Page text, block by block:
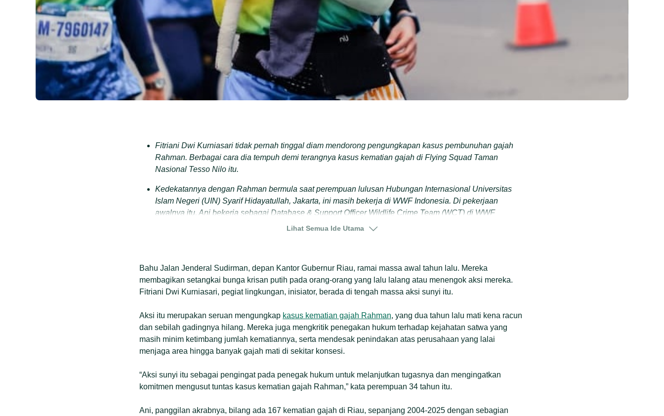
Fitriani Dwi Kurniasari tidak pernah tinggal diam mendorong pengungkapan kasus pembunuhan gajah
Rahman. Berbagai cara dia tempuh demi terangnya kasus kematian gajah di Flying Squad Taman
Nasional Tesso Nilo itu.
Kedekatannya dengan Rahman bermula saat perempuan lulusan Hubungan Internasional Universitas
Islam Negeri (UIN) Syarif Hidayatullah, Jakarta, ini masih bekerja di WWF Indonesia. Di pekerjaan
awalnya itu, Ani bekerja sebagai Database & Support Officer Wildlife Crime Team (WCT) di WWF
jangkauan informasi lebih luas.
Tahun 2024, bersama dengan aktor Chicco Jerikho, Ani pernah Direktorat Reserse Kriminal Kusus
Lihat Semua Ide Utama
Bahu Jalan Jenderal Sudirman, depan Kantor Gubernur Riau, ramai massa awal tahun lalu. Mereka
membagikan setangkai bunga krisan putih pada orang-orang yang lalu lalang atau menengok aksi mereka.
Fitriani Dwi Kurniasari, pegiat lingkungan, inisiator, berada di tengah massa aksi sunyi itu.
Aksi itu merupakan seruan mengungkap kasus kematian gajah Rahman, yang dua tahun lalu mati kena racun
dan sebilah gadingnya hilang. Mereka juga mengkritik penegakan hukum terhadap kejahatan satwa yang
masih minim ketimbang jumlah kematiannya, serta mendesak penindakan atas perusahaan yang lalai
menjaga area hingga banyak gajah mati di sekitar konsesi.
“Aksi sunyi itu sebagai pengingat pada penegak hukum untuk melanjutkan tugasnya dan mengingatkan
komitmen mengusut tuntas kasus kematian gajah Rahman,” kata perempuan 34 tahun itu.
Ani, panggilan akrabnya, bilang ada 167 kematian gajah di Riau, sepanjang 2004-2025 dengan sebagian